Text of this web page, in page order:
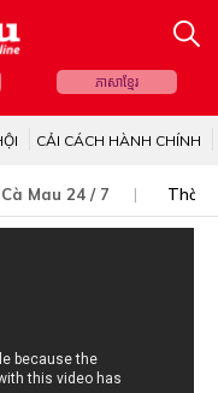
ភាសាខ្មែរ
CẢI CÁCH HÀNH CHÍNH
Cà Mau 24 / 7 Thời